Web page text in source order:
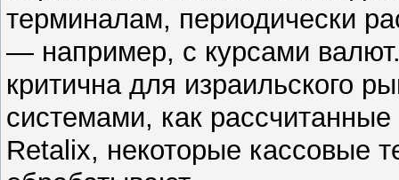
терминалам, периодически
— например, с курсами
критична для израильского
системами, как
Retalix, некоторые кассовые